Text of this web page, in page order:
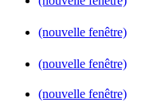
(nouvelle fenêtre)
(nouvelle fenêtre)
(nouvelle fenêtre)